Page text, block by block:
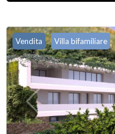
Vendita Villa bifamiliare